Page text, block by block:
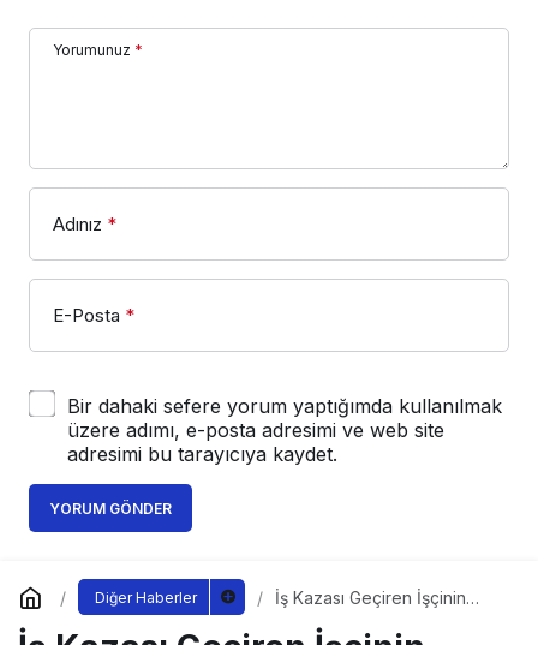
Yorumunuz *
Adınız *
E-Posta *
Bir dahaki sefere yorum yaptığımda kullanılmak
üzere adımı, e-posta adresimi ve web site
adresimi bu tarayıcıya kaydet.
YORUM GÖNDER
Diğer Haberler
İş Kazası Geçiren İşçinin